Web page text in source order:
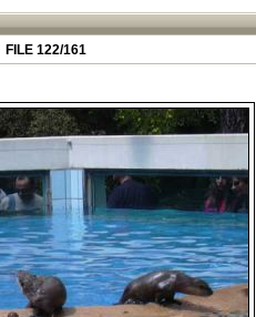
FILE 122/161